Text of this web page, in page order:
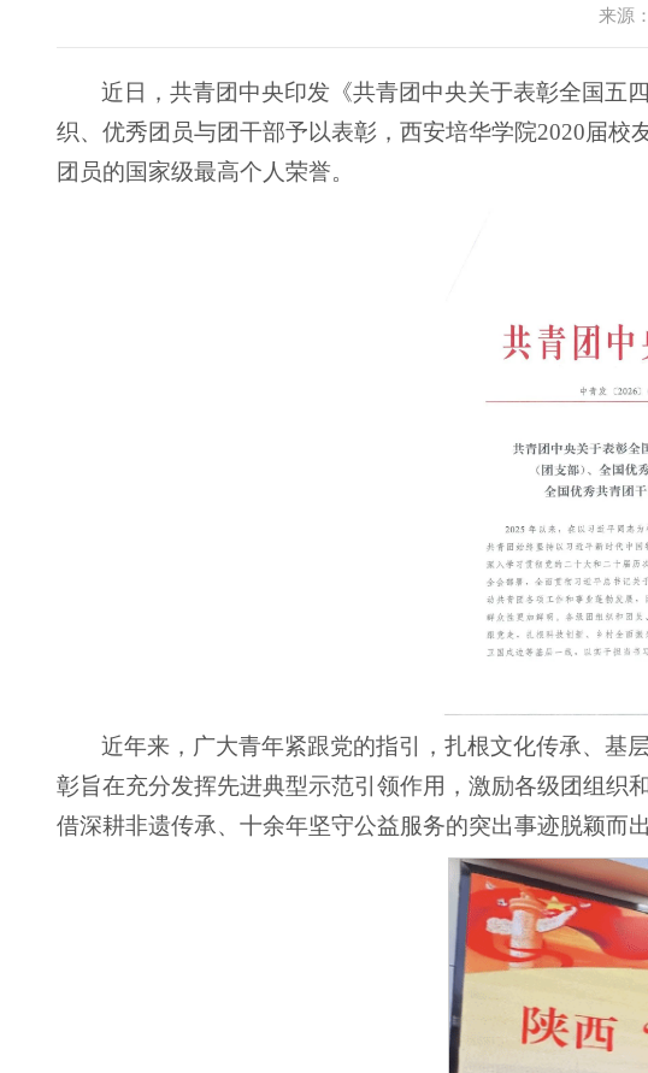
来源：
近日，共青团中央印发《共青团中央关于表彰全国五
织、优秀团员与团干部予以表彰，西安培华学院2020届
团员的国家级最高个人荣誉。
近年来，广大青年紧跟党的指引，扎根文化传承、基
彰旨在充分发挥先进典型示范引领作用，激励各级团组织
借深耕非遗传承、十余年坚守公益服务的突出事迹脱颖而